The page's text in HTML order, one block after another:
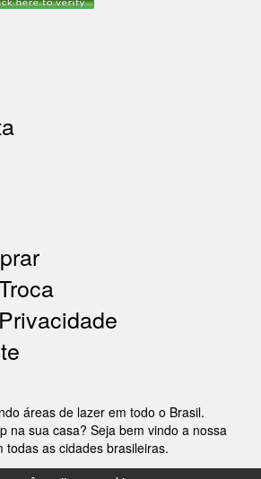
áreas de lazer em todo o Brasil.
na sua casa? Seja bem vindo a nossa
todas as cidades brasileiras.